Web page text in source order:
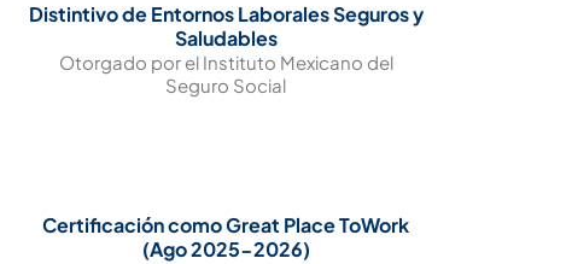
Distintivo de Entornos Laborales Seguros y
Saludables
Otorgado por el Instituto Mexicano del
Seguro Social
Certificación como Great Place ToWork
(Ago 2025-2026)